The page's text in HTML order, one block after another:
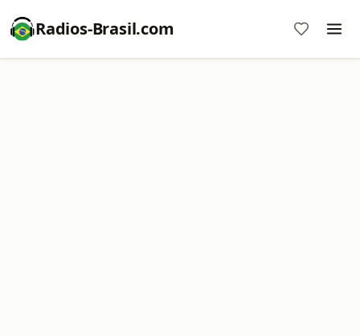
Radios-Brasil.com